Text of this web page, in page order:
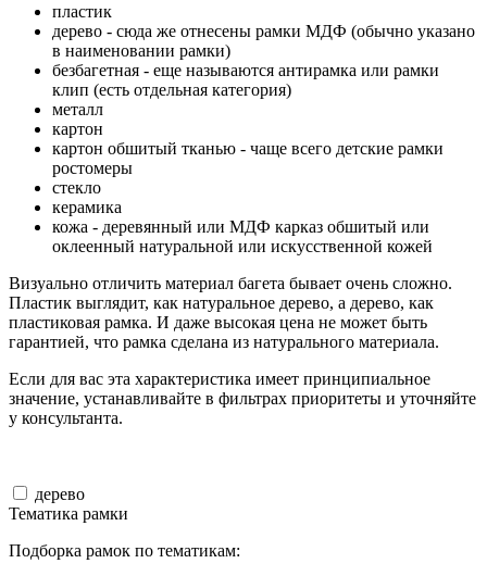
пластик
дерево - сюда же отнесены рамки МДФ (обычно указано
в наименовании рамки)
безбагетная - еще называются антирамка или рамки
клип (есть отдельная категория)
металл
картон
картон обшитый тканью - чаще всего детские рамки
ростомеры
стекло
керамика
кожа - деревянный или МДФ карказ обшитый или
оклеенный натуральной или искусственной кожей
Визуально отличить материал багета бывает очень сложно.
Пластик выглядит, как натуральное дерево, а дерево, как
пластиковая рамка. И даже высокая цена не может быть
гарантией, что рамка сделана из натурального материала.
Если для вас эта характеристика имеет принципиальное
значение, устанавливайте в фильтрах приоритеты и уточняйте
у консультанта.
дерево
Тематика рамки
Подборка рамок по тематикам: